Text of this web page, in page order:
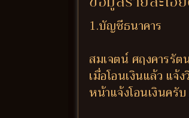
1.บัญชีธนาคาร
สมเจตน์ ศฤงคารรั
เมื่อโอนเงินแล้ว แจ้
หน้าแจ้งโอนเงินครับ